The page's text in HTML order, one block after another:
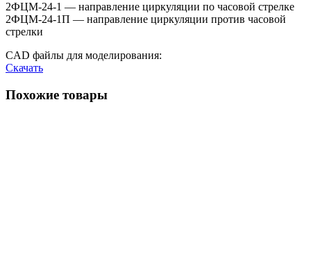
2ФЦМ-24-1 — направление циркуляции по часовой стрелке
2ФЦМ-24-1П — направление циркуляции против часовой
стрелки
CAD файлы для моделирования:
Скачать
Похожие товары